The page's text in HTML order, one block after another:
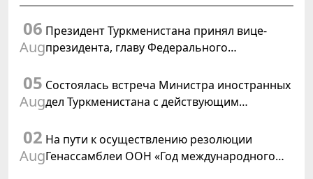
06
Aug
Президент Туркменистана принял вице-
президента, главу Федерального
Швейцарской Конфедерации
05
Aug
Состоялась встреча Министра иностранных
дел Туркменистана с действующим
02
Aug
На пути к осуществлению резолюции
Генассамблеи ООН «Год международного